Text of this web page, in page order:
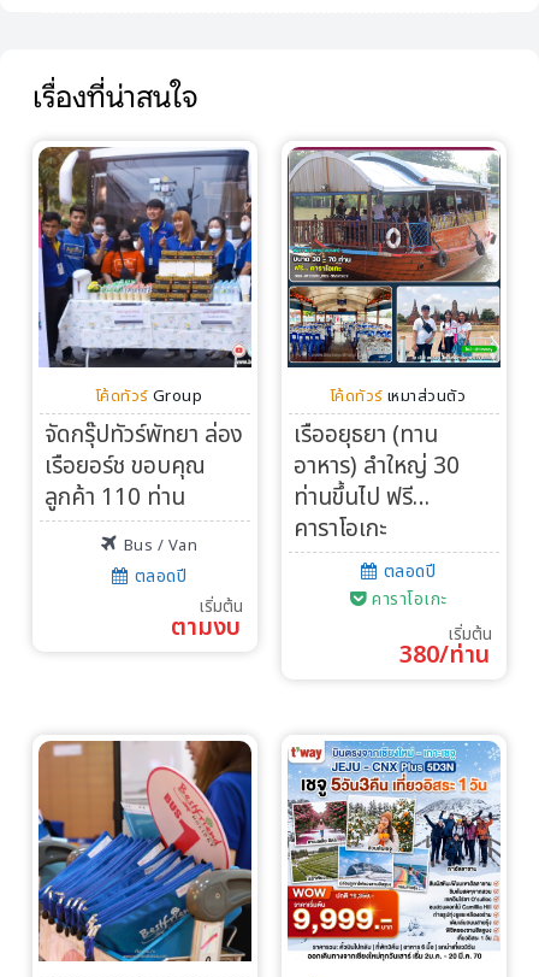
เรื่องที่น่าสนใจ
โค้ดทัวร์ Group
จัดกรุ๊ปทัวร์พัทยา ล่อง
เรือยอร์ช ขอบคุณ
ลูกค้า 110 ท่าน
Bus / Van
ตลอดปี
เริ่มต้น
ตามงบ
โค้ดทัวร์ เหมาส่วนตัว
เรืออยุธยา (ทาน
อาหาร) ลำใหญ่ 30
ท่านขึ้นไป ฟรี…
คาราโอเกะ
ตลอดปี
คาราโอเกะ
เริ่มต้น
380/ท่าน